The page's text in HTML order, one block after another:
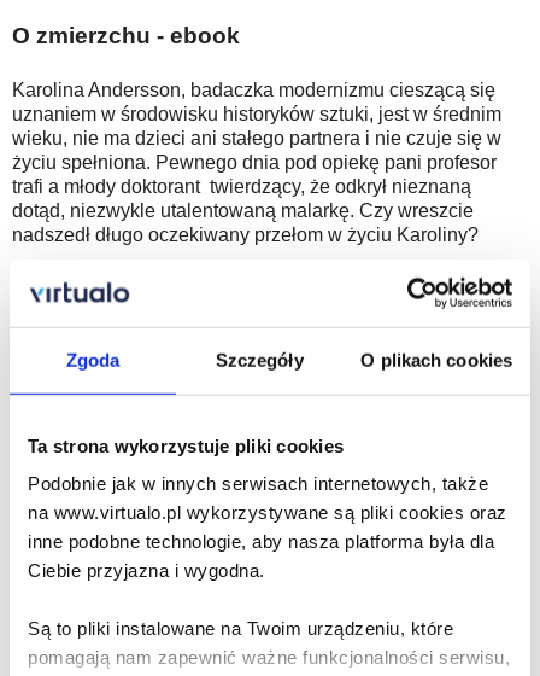
Zgoda Szczegóły O plikach cookies
Ta strona wykorzystuje pliki cookies
Podobnie jak w innych serwisach internetowych, także
na www.virtualo.pl wykorzystywane są pliki cookies oraz
inne podobne technologie, aby nasza platforma była dla
Ciebie przyjazna i wygodna.
Są to pliki instalowane na Twoim urządzeniu, które
pomagają nam zapewnić ważne funkcjonalności serwisu,
O zmierzchu - ebook
Karolina Andersson, badaczka modernizmu cieszącą się
uznaniem w środowisku historyków sztuki, jest w średnim
wieku, nie ma dzieci ani stałego partnera i nie czuje się w
życiu spełniona. Pewnego dnia pod opiekę pani profesor
trafi a młody doktorant twierdzący, że odkrył nieznaną
dotąd, niezwykle utalentowaną malarkę. Czy wreszcie
nadszedł długo oczekiwany przełom w życiu Karoliny?
Therese Bohman stworzyła bohaterkę podobną do naszych
znajomych i przyjaciółek. Jaka jest rola singielek w średnim
wieku w naszym społeczeństwie? Czego pragną te kobiety,
kogo szukają? Co jest w życiu najważniejsze? W powieści
O takiej kobiecie nikt w Polsce nie zrobiłby serialu:
niewierna, zbyt niezależna, za dobrze wykształcona.
Dlatego przeczytajcie tę powieść.- Paulina Małochleb,
„Książki na ostro”
Ileż to razy słyszałyśmy, że w pewnym wieku różnych rzeczy
się nie robi? Najpierw jesteś na coś za młoda, później nagle
za stara. Przede wszystkim ciągle jesteś kobietą. (...) O